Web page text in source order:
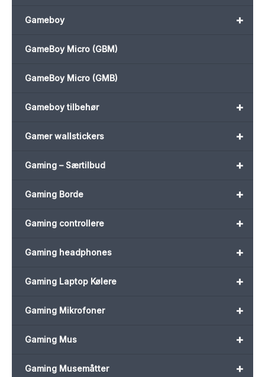
+
Gameboy
GameBoy Micro (GBM)
GameBoy Micro (GMB)
+
Gameboy tilbehør
+
Gamer wallstickers
+
Gaming – Særtilbud
+
Gaming Borde
+
Gaming controllere
+
Gaming headphones
+
Gaming Laptop Kølere
+
Gaming Mikrofoner
+
Gaming Mus
+
Gaming Musemåtter